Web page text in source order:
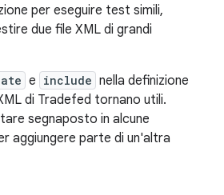
per eseguire test simili,
due file XML di grandi
e include nella definizione
di Tradefed tornano utili.
segnaposto in alcune
aggiungere parte di un'altra